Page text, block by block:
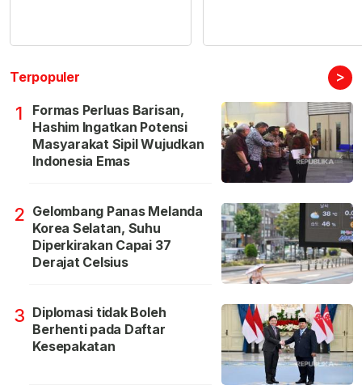
Terpopuler >
1
Formas Perluas Barisan,
Hashim Ingatkan Potensi
Masyarakat Sipil Wujudkan
Indonesia Emas
2 Gelombang Panas Melanda
Korea Selatan, Suhu
Diperkirakan Capai 37
Derajat Celsius
3 Diplomasi tidak Boleh
Berhenti pada Daftar
Kesepakatan